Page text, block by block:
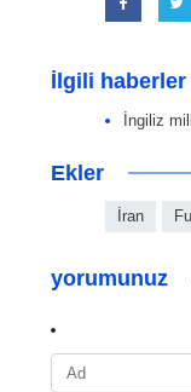
İlgili haberler
İngiliz
Ekler
İran
yorumunuz